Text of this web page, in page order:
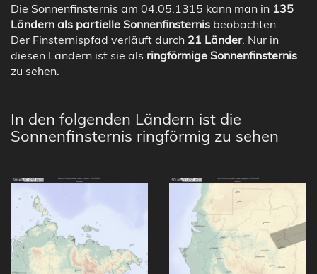
Die Sonnenfinsternis am 04.05.1315 kann man in 135
Ländern als partielle Sonnenfinsternis beobachten.
Der Finsternispfad verläuft durch 21 Länder. Nur in
diesen Ländern ist sie als ringförmige Sonnenfinsternis
zu sehen.
In den folgenden Ländern ist die
Sonnenfinsternis ringförmig zu sehen